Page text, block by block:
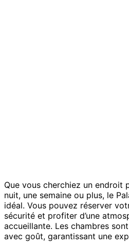
Que vous cherchiez un endroit
nuit, une semaine ou plus, le
idéal. Vous pouvez réserver
sécurité et profiter d’une
accueillante. Les chambres
avec goût, garantissant une